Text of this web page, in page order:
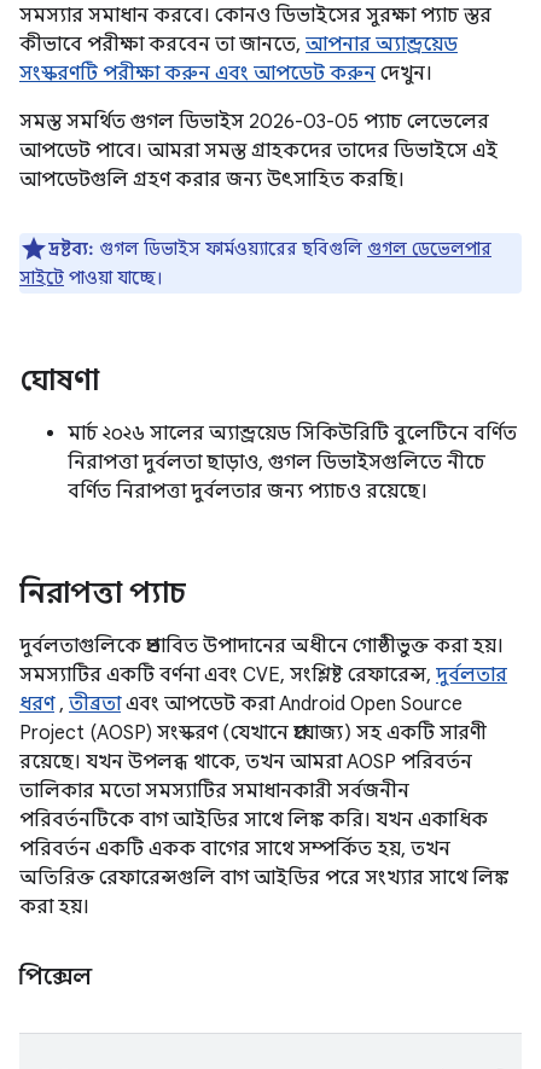
সমস্যার সমাধান করবে। কোনও ডিভাইসের সুরক্ষা প্যাচ স্তর
কীভাবে পরীক্ষা করবেন তা জানতে, আপনার অ্যান্ড্রয়েড
সংস্করণটি পরীক্ষা করুন এবং আপডেট করুন দেখুন।
সমস্ত সমর্থিত গুগল ডিভাইস 2026-03-05 প্যাচ লেভেলের
আপডেট পাবে। আমরা সমস্ত গ্রাহকদের তাদের ডিভাইসে এই
আপডেটগুলি গ্রহণ করার জন্য উৎসাহিত করছি।
দ্রষ্টব্য: গুগল ডিভাইস ফার্মওয়্যারের ছবিগুলি গুগল ডেভেলপার
সাইটে পাওয়া যাচ্ছে।
ঘোষণা
মার্চ ২০২৬ সালের অ্যান্ড্রয়েড সিকিউরিটি বুলেটিনে বর্ণিত
নিরাপত্তা দুর্বলতা ছাড়াও, গুগল ডিভাইসগুলিতে নীচে
বর্ণিত নিরাপত্তা দুর্বলতার জন্য প্যাচও রয়েছে।
নিরাপত্তা প্যাচ
দুর্বলতাগুলিকে প্রভাবিত উপাদানের অধীনে গোষ্ঠীভুক্ত করা হয়।
সমস্যাটির একটি বর্ণনা এবং CVE, সংশ্লিষ্ট রেফারেন্স, দুর্বলতার
ধরণ, তীব্রতাএবং আপডেট করা Android Open Source
Project (AOSP) সংস্করণ (যেখানে প্রযোজ্য) সহ একটি সারণী
রয়েছে। যখন উপলব্ধ থাকে, তখন আমরা AOSP পরিবর্তন
তালিকার মতো সমস্যাটির সমাধানকারী সর্বজনীন
পরিবর্তনটিকে বাগ আইডির সাথে লিঙ্ক করি। যখন একাধিক
পরিবর্তন একটি একক বাগের সাথে সম্পর্কিত হয়, তখন
অতিরিক্ত রেফারেন্সগুলি বাগ আইডির পরে সংখ্যার সাথে লিঙ্ক
করা হয়।
পিক্সেল